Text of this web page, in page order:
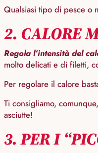
Qualsiasi tipo di pesce o
2. CALORE
Regola l’intensità del
molto delicati e di filetti,
Per regolare il calore
Ti consigliamo,
asciutte!
3. PER I